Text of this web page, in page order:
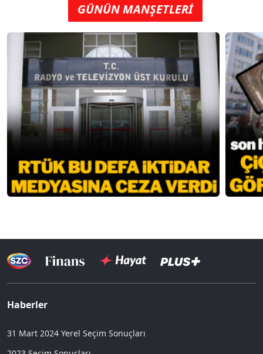
GÜNÜN MANŞETLERİ
Haberler
31 Mart 2024 Yerel Seçim Sonuçları